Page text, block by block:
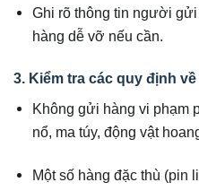
Ghi rõ thông tin người
hàng dễ vỡ nếu cần.
3. Kiểm tra các quy định
Không gửi hàng vi phạm
nổ, ma túy, động vật
Một số hàng đặc thù (pin